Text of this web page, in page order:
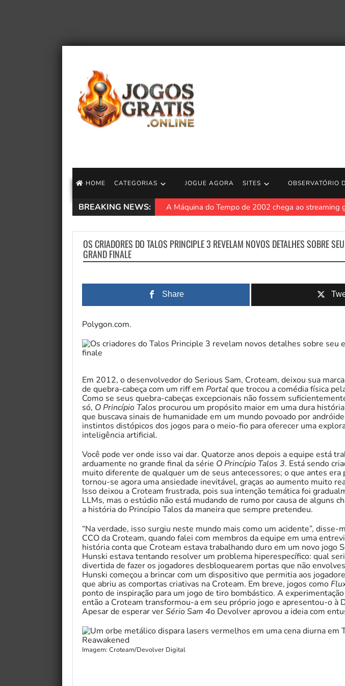
HOME CATEGORIAS JOGUE AGORA SITES OBSERVATÓRIO
BREAKING NEWS: A Máquina do Tempo de 2002 chega ao
OS CRIADORES DO TALOS PRINCIPLE 3 REVELAM NOVOS DETALHES SOBRE
GRAND FINALE
Share
Polygon.com.
Em 2012, o desenvolvedor do Serious Sam, Croteam, deixou sua
de quebra-cabeça com um riff em Portal que trocou a comédia física
Como se seus quebra-cabeças excepcionais não fossem
só, O Princípio Talos procurou um propósito maior em uma dura
que buscava sinais de humanidade em um mundo povoado por
instintos distópicos dos jogos para o meio-fio para oferecer uma
inteligência artificial.
Você pode ver onde isso vai dar. Quatorze anos depois a equipe está
arduamente no grande final da série O Princípio Talos 3. Está sendo
muito diferente de qualquer um de seus antecessores; o que antes era
tornou-se agora uma ansiedade inevitável, graças ao aumento muito
Isso deixou a Croteam frustrada, pois sua intenção temática foi
LLMs, mas o estúdio não está mudando de rumo por causa de alguns
a história do Princípio Talos da maneira que sempre pretendeu.
“Na verdade, isso surgiu neste mundo mais como um acidente”, disse-
CCO da Croteam, quando falei com membros da equipe em uma
história conta que Croteam estava trabalhando duro em um novo jogo
Hunski estava tentando resolver um problema hiperespecífico: qual
divertida de fazer os jogadores desbloquearem portas que não
Hunski começou a brincar com um dispositivo que permitia aos
que abriu as comportas criativas na Croteam. Em breve, jogos como
ponto de inspiração para um jogo de tiro bombástico. A
então a Croteam transformou-a em seu próprio jogo e apresentou-o à
Apesar de esperar verSério Sam 4o Devolver aprovou a ideia com
Imagem: Croteam/Devolver Digital